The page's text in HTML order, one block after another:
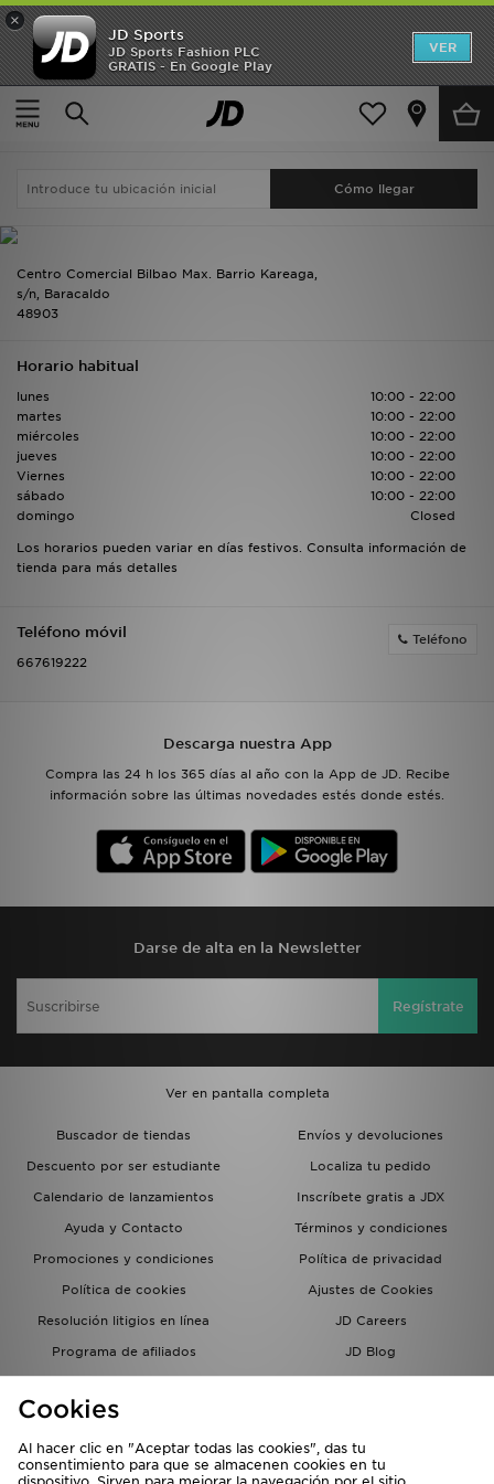
×
JD Sports
JD Sports Fashion PLC
GRATIS - En Google Play
VER
Página principal
Encontrar una tienda Bilbao - C.C. Max Center
Busca de nuevo
Bilbao - C.C. Max Center
Centro Comercial Bilbao Max. Barrio Kareaga,
s/n, Baracaldo
48903
Horario habitual
lunes
10:00 - 22:00
martes
10:00 - 22:00
miércoles
10:00 - 22:00
jueves
10:00 - 22:00
Viernes
10:00 - 22:00
sábado
10:00 - 22:00
domingo
Closed
Los horarios pueden variar en días festivos. Consulta información de
tienda para más detalles
Teléfono móvil
667619222
Teléfono
Hombre
Mujer
Accesorios
Estilo
Ver Marcas
JD Fútbol
Ofertas
TARJETA REGALO
MI JD
Descarga nuestra App
Compra las 24 h los 365 días al año con la App de JD. Recibe
información sobre las últimas novedades estés donde estés.
Darse de alta en la Newsletter
Regístrate
Ver en pantalla completa
Buscador de tiendas
Envíos y devoluciones
Descuento por ser estudiante
Localiza tu pedido
Calendario de lanzamientos
Inscríbete gratis a JDX
Ayuda y Contacto
Términos y condiciones
Promociones y condiciones
Política de privacidad
Política de cookies
Ajustes de Cookies
Resolución litigios en línea
JD Careers
Programa de afiliados
JD Blog
del grupo JD - Whistleblowing
Cookies
Al hacer clic en "Aceptar todas las cookies", das tu
consentimiento para que se almacenen cookies en tu